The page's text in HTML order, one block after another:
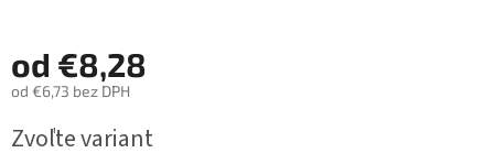
od €8,28
od €6,73 bez DPH
cena:
Zvoľte variant